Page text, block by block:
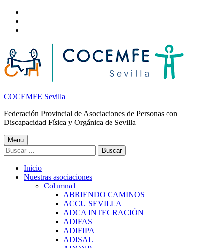
sitio
web
un
sistema
de
accesibilidad.
content
footer
COCEMFE Sevilla
Federación Provincial de Asociaciones de Personas con
Discapacidad Física y Orgánica de Sevilla
Menu
Buscar:
Inicio
Nuestras asociaciones
Columna1
ABRIENDO CAMINOS
ACCU SEVILLA
ADCA INTEGRACIÓN
ADIFAS
ADIFIPA
ADISAL